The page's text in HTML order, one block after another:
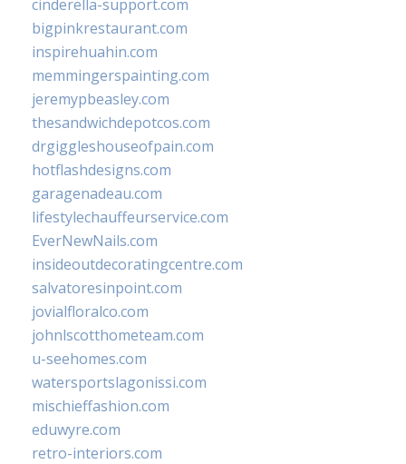
cinderella-support.com
bigpinkrestaurant.com
inspirehuahin.com
memmingerspainting.com
jeremypbeasley.com
thesandwichdepotcos.com
drgiggleshouseofpain.com
hotflashdesigns.com
garagenadeau.com
lifestylechauffeurservice.com
EverNewNails.com
insideoutdecoratingcentre.com
salvatoresinpoint.com
jovialfloralco.com
johnlscotthometeam.com
u-seehomes.com
watersportslagonissi.com
mischieffashion.com
eduwyre.com
retro-interiors.com